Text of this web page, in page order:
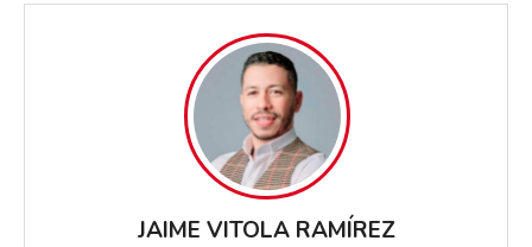
JAIME VITOLA RAMÍREZ